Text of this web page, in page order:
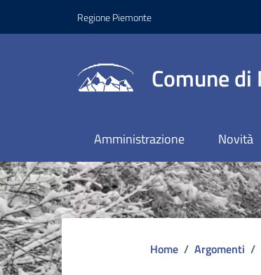
Regione Piemonte
Comune
Amministrazione Novità
Home / Argomenti /